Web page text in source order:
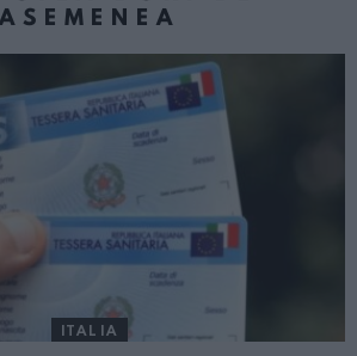
ASEMENEA
ITALIA